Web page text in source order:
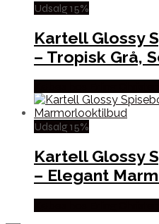
Udsalg 15%
Kartell Glossy
– Tropisk Grå,
Udsalg 15%
Kartell Glossy
– Elegant